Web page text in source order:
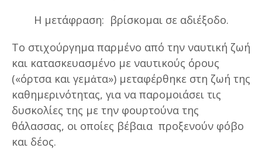
Η μετάφραση: βρίσκομαι σε αδιέξοδο.
Το στιχούργημα παρμένο από την ναυτική ζωή
και κατασκευασμένο με ναυτικούς όρους
(«όρτσα και γεμἀτα») μεταφέρθηκε στη ζωή της
καθημερινότητας, για να παρομοιάσει τις
δυσκολίες της με την φουρτούνα της
θάλασσας, οι οποίες βέβαια προξενούν φόβο
και δέος.